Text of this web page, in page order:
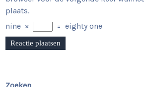
plaats.
nine × = eighty one